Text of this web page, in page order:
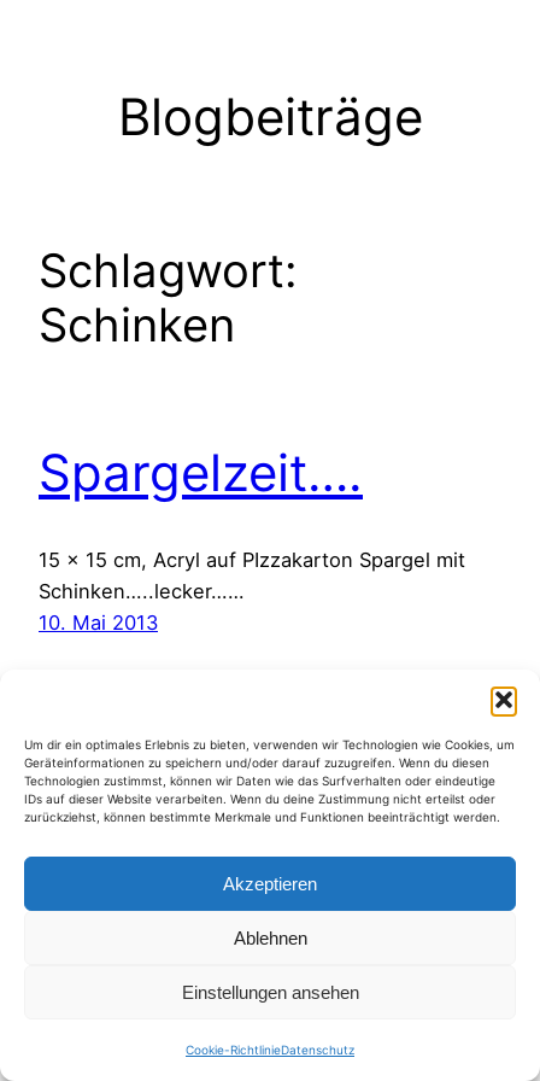
Um dir ein optimales Erlebnis zu bieten, verwenden wir Technologien wie Cookies, um
Geräteinformationen zu speichern und/oder darauf zuzugreifen. Wenn du diesen
Technologien zustimmst, können wir Daten wie das Surfverhalten oder eindeutige
IDs auf dieser Website verarbeiten. Wenn du deine Zustimmung nicht erteilst oder
zurückziehst, können bestimmte Merkmale und Funktionen beeinträchtigt werden.
Akzeptieren
Ablehnen
Einstellungen ansehen
Cookie-RichtlinieDatenschutz
Blogbeiträge
Schlagwort:
Schinken
Spargelzeit….
15 x 15 cm, Acryl auf PIzzakarton Spargel mit
Schinken…..lecker……
10. Mai 2013
Kategorien